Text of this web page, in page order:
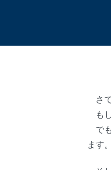
さて
もし
でも
ます。